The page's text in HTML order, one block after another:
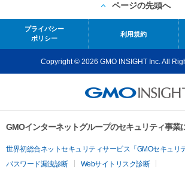
ページの先頭へ
プライバシー
ポリシー
利用規約
Copyright © 2026 GMO INSIGHT Inc. All
GMOインターネットグループのセキュリティ事業
世界初総合ネットセキュリティサービス「GMOセキュリ
パスワード漏洩診断
Webサイトリスク診断